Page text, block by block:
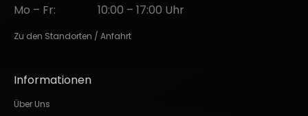
Mo – Fr:
10:00 – 17:00 Uhr
Zu den Standorten / Anfahrt
Informationen
Über Uns